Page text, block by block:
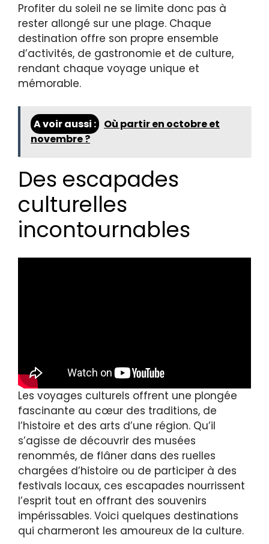
Profiter du soleil ne se limite donc pas à
rester allongé sur une plage. Chaque
destination offre son propre ensemble
d’activités, de gastronomie et de culture,
rendant chaque voyage unique et
mémorable.
A voir aussi :
Où partir en octobre et
novembre ?
Des escapades
culturelles
incontournables
Les voyages culturels offrent une plongée
fascinante au cœur des traditions, de
l’histoire et des arts d’une région. Qu’il
s’agisse de découvrir des musées
renommés, de flâner dans des ruelles
chargées d’histoire ou de participer à des
festivals locaux, ces escapades nourrissent
l’esprit tout en offrant des souvenirs
impérissables. Voici quelques destinations
qui charmeront les amoureux de la culture.